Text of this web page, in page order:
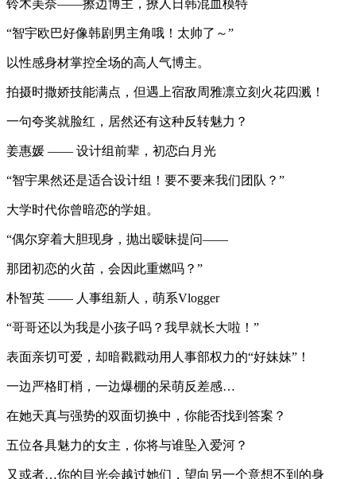
铃木美奈——擦边博主，撩人日韩混血模特
“智宇欧巴好像韩剧男主角哦！太帅了～”
以性感身材掌控全场的高人气博主。
拍摄时撒娇技能满点，但遇上宿敌周雅凛立刻火花四溅！
一句夸奖就脸红，居然还有这种反转魅力？
姜惠媛 —— 设计组前辈，初恋白月光
“智宇果然还是适合设计组！要不要来我们团队？”
大学时代你曾暗恋的学姐。
“偶尔穿着大胆现身，抛出暧昧提问——
那团初恋的火苗，会因此重燃吗？”
朴智英 —— 人事组新人，萌系Vlogger
“哥哥还以为我是小孩子吗？我早就长大啦！”
表面亲切可爱，却暗戳戳动用人事部权力的“好妹妹”！
一边严格盯梢，一边爆棚的呆萌反差感…
在她天真与强势的双面切换中，你能否找到答案？
五位各具魅力的女主，你将与谁坠入爱河？
又或者…你的目光会越过她们，望向另一个意想不到的身